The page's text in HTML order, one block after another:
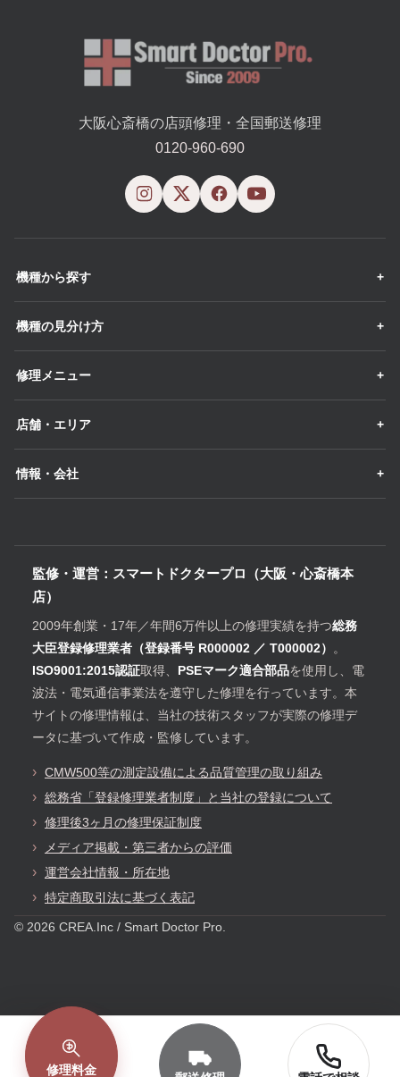
大阪心斎橋の店頭修理・全国郵送修理
0120-960-690
機種から探す
機種の見分け方
修理メニュー
店舗・エリア
情報・会社
監修・運営：スマートドクタープロ（大阪・心斎橋本
店）
2009年創業・17年／年間6万件以上の修理実績を持つ総務
大臣登録修理業者（登録番号 R000002 ／ T000002）
。
ISO9001:2015認証取得、 PSEマーク適合部品を使用し、電
波法・電気通信事業法を遵守した修理を行っています。本
サイトの修理情報は、当社の技術スタッフが実際の修理デ
ータに基づいて作成・監修しています。
CMW500等の測定設備による品質管理の取り組み
総務省「登録修理業者制度」と当社の登録について
修理後3ヶ月の修理保証制度
メディア掲載・第三者からの評価
運営会社情報・所在地
特定商取引法に基づく表記
© 2026 CREA.Inc / Smart Doctor Pro.
修理料金